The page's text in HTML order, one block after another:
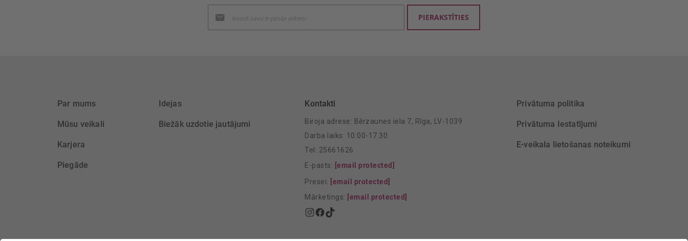
jaunumu
saņemšanai:
PIERAKSTĪTIES
Par mums
Mūsu veikali
Karjera
Piegāde
Idejas
Biežāk uzdotie jautājumi
Kontakti
Biroja adrese: Bērzaunes iela 7, Rīga, LV-1039
Darba laiks: 10.00-17.30
Tel: 25661626
E-pasts: [email protected]
Presei: [email protected]
Mārketings: [email protected]
Privātuma politika
Privātuma Iestatījumi
E-veikala lietošanas noteikumi